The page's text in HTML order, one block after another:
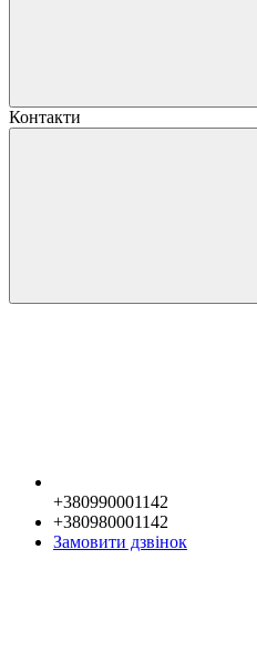
Контакти
+380990001142
+380980001142
Замовити дзвінок